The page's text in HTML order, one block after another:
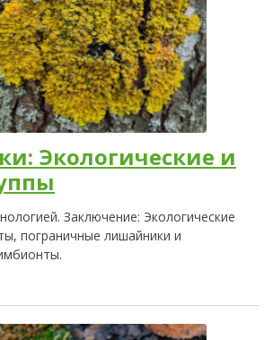
Экологические и
Заключение: Экологические
пограничные лишайники и